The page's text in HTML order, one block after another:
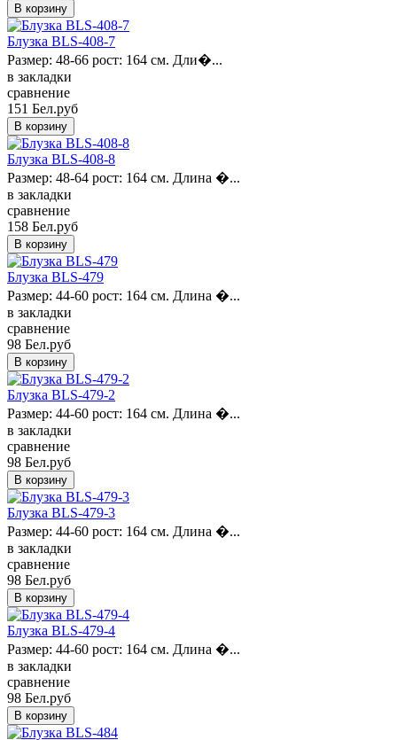
Блузка BLS-408-7
Размер: 48-66 рост: 164 см. Дли�...
в закладки
сравнение
151 Бел.руб
Блузка BLS-408-8
Размер: 48-64 рост: 164 см. Длина �...
в закладки
сравнение
158 Бел.руб
Блузка BLS-479
Размер: 44-60 рост: 164 см. Длина �...
в закладки
сравнение
98 Бел.руб
Блузка BLS-479-2
Размер: 44-60 рост: 164 см. Длина �...
в закладки
сравнение
98 Бел.руб
Блузка BLS-479-3
Размер: 44-60 рост: 164 см. Длина �...
в закладки
сравнение
98 Бел.руб
Блузка BLS-479-4
Размер: 44-60 рост: 164 см. Длина �...
в закладки
сравнение
98 Бел.руб